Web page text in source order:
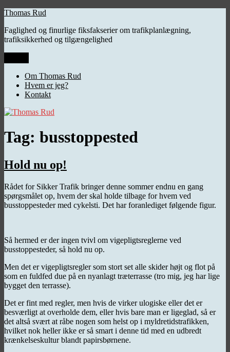
Videre
indhold
Thomas Rud
Faglighed og finurlige fiksfakserier om trafikplanlægning,
trafiksikkerhed og tilgængelighed
Om Thomas Rud
Hvem er jeg?
Kontakt
Tag: busstoppested
Hold nu op!
Rådet for Sikker Trafik bringer denne sommer endnu en gang
spørgsmålet op, hvem der skal holde tilbage for hvem ved
busstoppesteder med cykelsti. Det har foranlediget følgende figur.
Så hermed er der ingen tvivl om vigepligtsreglerne ved
busstoppesteder, så hold nu op.
Men det er vigepligtsregler som stort set alle skider højt og flot på
som en fuldfed due på en nyanlagt træterrasse (tro mig, jeg har lige
bygget den terrasse).
Det er fint med regler, men hvis de virker ulogiske eller det er
besværligt at overholde dem, eller hvis bare man er ligeglad, så er
det altså svært at råbe nogen som helst op i myldretidstrafikken,
hvilket nok heller ikke er så smart i denne tid med en udbredt
krænkelseskultur blandt papirsbørnene.